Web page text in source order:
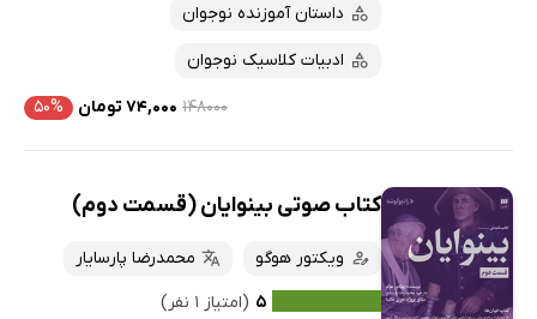
داستان آموزنده نوجوان
ادبیات کلاسیک نوجوان
۱۴۸۰۰۰ ۷۴,۰۰۰ تومان ۵۰%
کتاب صوتی بینوایان (قسمت دوم)
ویکتور هوگو
محمدرضا پارسایار
۵ (امتیاز ۱ نفر)